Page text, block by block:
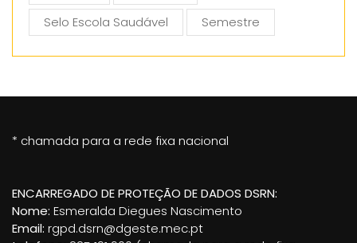
Selo Escola Saudável
Semestre
* chamada para a rede fixa nacional
ENCARREGADO DE PROTEÇÃO DE DADOS DSRN:
Nome: Esmeralda Diegues Nascimento
Email: rgpd.dsrn@dgeste.mec.pt